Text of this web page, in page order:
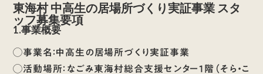
東海村 中高生の居場所づくり実証事業 スタ
ッフ募集要項
1.事業概要
◯事業名：中高生の居場所づくり実証事業
◯活動場所：なごみ東海村総合支援センター1階（そら・こ